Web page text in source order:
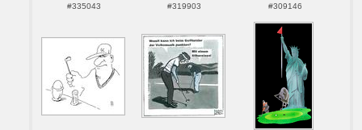
#335043
#319903
#309146